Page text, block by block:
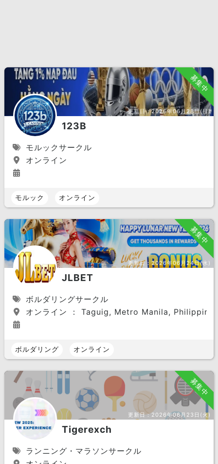
募集中
更新日：2026年06月28日(日)
123B
モルックサークル
オンライン
モルック オンライン
募集中
更新日：2026年06月24日(水)
JLBET
ボルダリングサークル
オンライン ： Taguig, Metro Manila, Philippines
ボルダリング オンライン
募集中
更新日：2026年06月23日(火)
Tigerexch
ランニング・マラソンサークル